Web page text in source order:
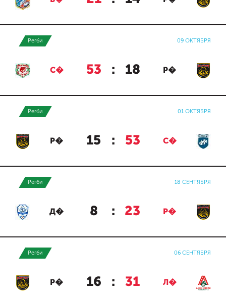
Регби 09 ОКТЯБРЯ
С� 53 : 18 Р�
Регби 01 ОКТЯБРЯ
Р� 15 : 53 С�
Регби 18 СЕНТЯБРЯ
Д� 8 : 23 Р�
Регби 06 СЕНТЯБРЯ
Р� 16 : 31 Л�